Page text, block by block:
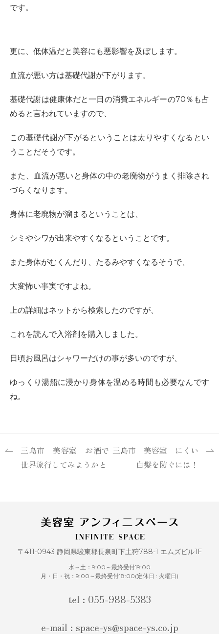
です。
更に、低体温だと美容にも悪影響を及ぼします。
血流が悪い方は基礎代謝が下がります。
基礎代謝は健康体だと一日の消費エネルギーの70％も占
めると言われていますので、
この基礎代謝が下がるということは太りやすくなるとい
うことだそうです。
また、血流が悪いと身体の中の老廃物がうまく排除され
づらくなります。
身体に老廃物が溜まるということは、
シミやシワが出来やすくなるということです。
また身体がむくんだり、たるみやすくなるそうで、
大変怖い事実ですよね。
上の詳細はネットから検索したのですが、
これを読んで入浴剤を購入しました。
日頃お風呂はシャワーだけの事が多いのですが、
ゆっくり湯船に浸かり身体を温める時間も必要なんです
ね。
三島市 美容室 お酒で
世界旅行してみようかと
三島市 美容室 にくい
白髪を防ぐには！
〒411-0943 静岡県駿東郡長泉町下土狩788-1 エムズビル1F
水～土：9:00～最終受付19:00
月・日・祝：9:00～最終受付18:00(定休日 : 火曜日)
tel : 055-988-5383
e-mail : space-ys@space-ys.co.jp